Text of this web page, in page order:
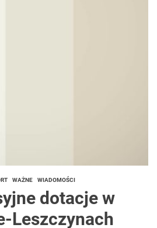
WAŻNE WIADOMOŚCI
dotacje w
Leszczynach